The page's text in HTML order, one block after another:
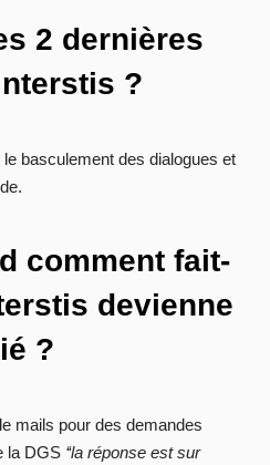
2 dernières
?
basculement des dialogues et
comment fait-
devienne
?
mails pour des demandes
la DGS ‘‘la réponse est sur